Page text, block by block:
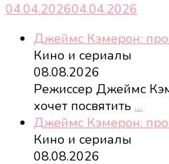
04.04.202604.04.2026
Джеймс Кэмерон:
Кино и сериалы
08.08.2026
Режиссер Джеймс
хочет посвятить …
Джеймс Кэмерон:
Кино и сериалы
08.08.2026